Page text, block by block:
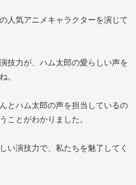
人気アニメキャラクターを演じて
技力が、ハム太郎の愛らしい声を
。
とハム太郎の声を担当しているの
ことがわかりました。
い演技力で、私たちを魅了してく